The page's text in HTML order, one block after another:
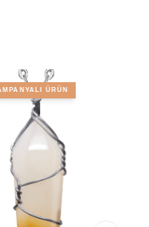
ÜRÜN